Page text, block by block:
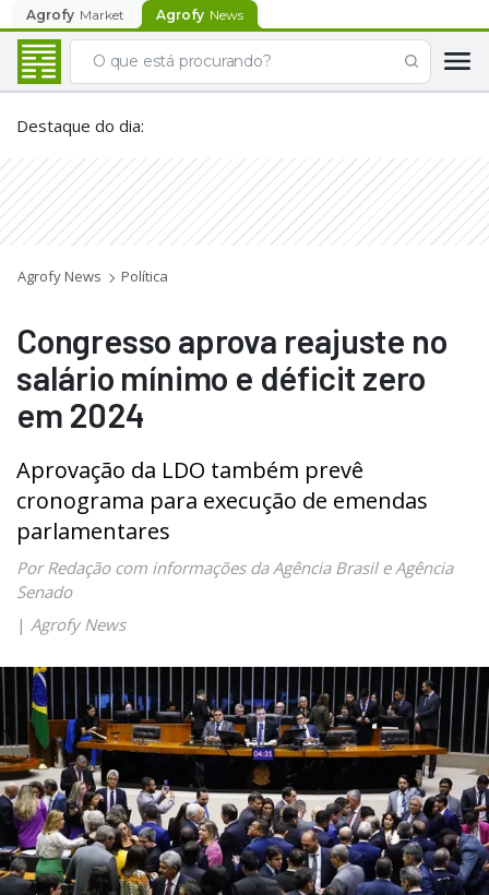
Agrofy Market Agrofy News
Destaque do dia:
Agrofy News Política
Congresso aprova reajuste no
salário mínimo e déficit zero
em 2024
Aprovação da LDO também prevê
cronograma para execução de emendas
parlamentares
Por Redação com informações da Agência Brasil e Agência
Senado
| Agrofy News